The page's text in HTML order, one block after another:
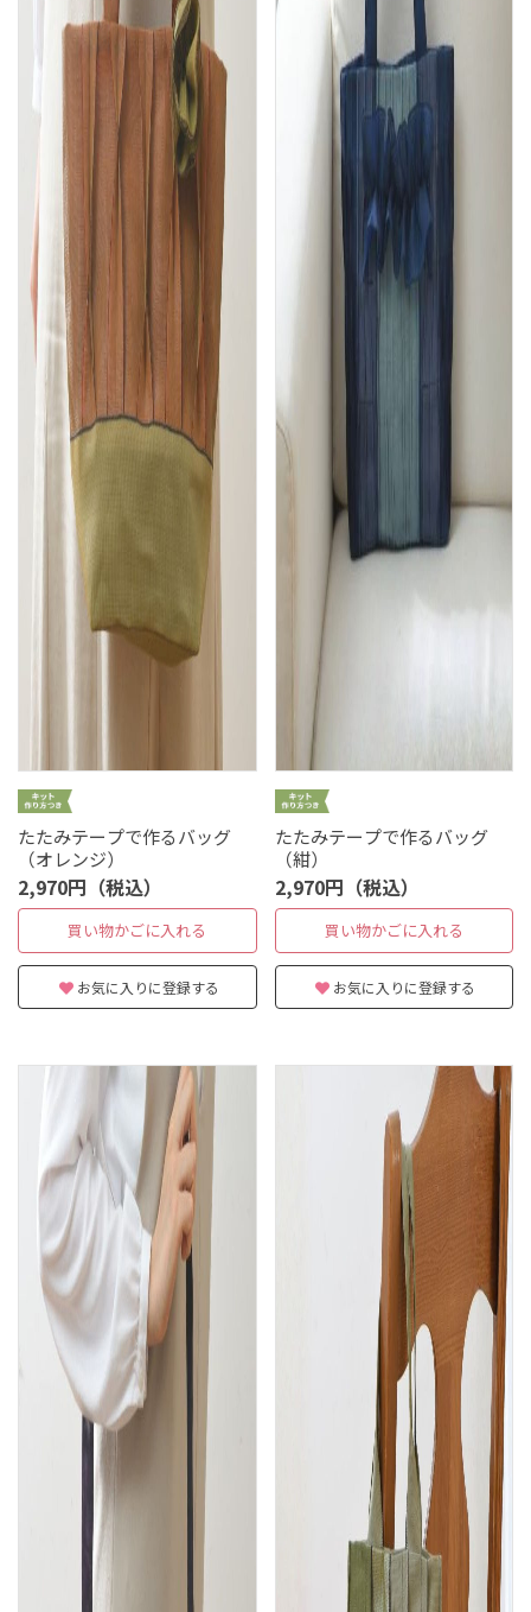
たたみテープで作るバッグ
（オレンジ）
2,970円（税込）
買い物かごに入れる
お気に入りに登録する
たたみテープで作るバッグ
（紺）
2,970円（税込）
買い物かごに入れる
お気に入りに登録する